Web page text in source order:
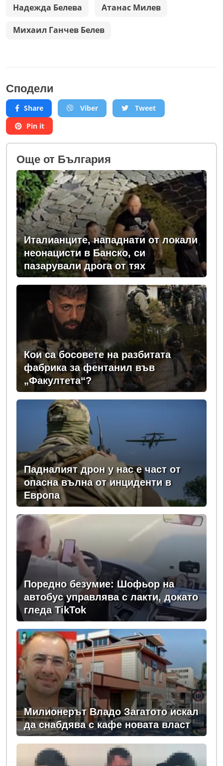
Надежда Белева Атанас Милев
Михаил Ганчев Белев
Сподели
Share Viber
Tweet
Pin it
Oще от България
Италианците, нападнати от локали
неонацисти в Банско, си
пазарували дрога от тях
Кои са босовете на разбитата
фабрика за фентанил във
„Факултета“?
Падналият дрон у нас е част от
опасна вълна от инциденти в
Европа
Поредно безумие: Шофьор на
автобус управлява с лакти, докато
гледа TikTok
Милионерът Владо Загатото искал
да снабдява с кафе новата власт